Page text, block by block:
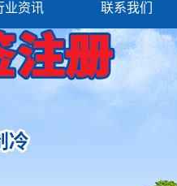
业资讯 联系我们